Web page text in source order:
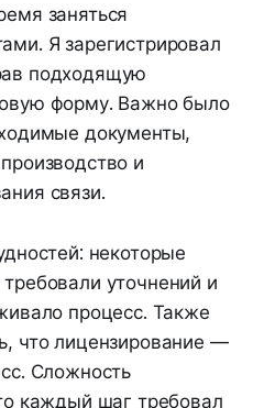
заняться
Я зарегистрировал
подходящую
форму. Важно было
документы,
и
связи.
некоторые
уточнений и
процесс. Также
что лицензирование —
Сложность
каждый шаг требовал